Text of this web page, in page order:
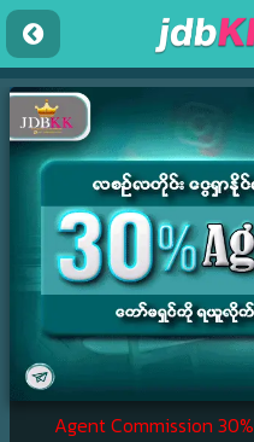
Agent Commission 30%